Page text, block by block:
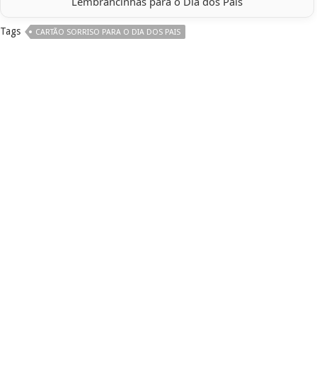
Tags CARTÃO SORRISO PARA O DIA DOS PAIS